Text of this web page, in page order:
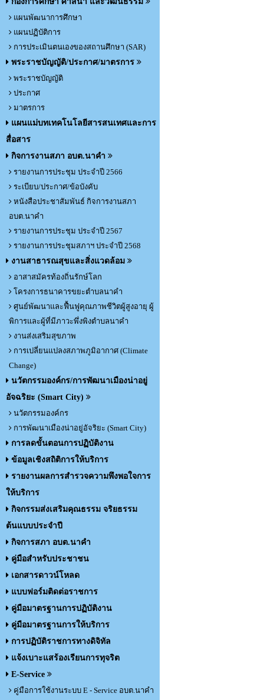
แผนพัฒนาการศึกษา
แผนปฏิบัติการ
การประเมินตนเองของสถานศึกษา (SAR)
พระราชบัญญัติ/ประกาศ/มาตรการ
พระราชบัญญัติ
ประกาศ
มาตรการ
แผนแม่บทเทคโนโลยีสารสนเทศและการ
สื่อสาร
กิจการงานสภา อบต.นาคำ
รายงานการประชุม ประจำปี 2566
ระเบียบ/ประกาศ/ข้อบังคับ
หนังสือประชาสัมพันธ์ กิจการงานสภา
อบต.นาคำ
รายงานการประชุม ประจำปี 2567
รายงานการประชุมสภาฯ ประจำปี 2568
งานสาธารณสุขและสิ่งแวดล้อม
อาสาสมัครท้องถิ่นรักษ์โลก
โครงการธนาคารขยะตำบลนาคำ
ศูนย์พัฒนาและฟื้นฟูคุณภาพชีวิตผู้สูงอายุ ผู้
พิการและผู้ที่มีภาวะพึ่งพิงตำบลนาคำ
งานส่งเสริมสุขภาพ
การเปลี่ยนแปลงสภาพภูมิอากาศ (Climate
Change)
นวัตกรรมองค์กร/การพัฒนาเมืองน่าอยู่
อัจฉริยะ (Smart City)
นวัตกรรมองค์กร
การพัฒนาเมืองน่าอยู่อัจริยะ (Smart City)
การลดขั้นตอนการปฏิบัติงาน
ข้อมูลเชิงสถิติการให้บริการ
รายงานผลการสำรวจความพึงพอใจการ
ให้บริการ
กิจกรรมส่งเสริมคุณธรรม จริยธรรม
ต้นแบบประจำปี
กิจการสภา อบต.นาคำ
คู่มือสำหรับประชาชน
เอกสารดาวน์โหลด
แบบฟอร์มติดต่อราชการ
คู่มือมาตรฐานการปฏิบัติงาน
คู่มือมาตรฐานการให้บริการ
การปฏิบัติราชการทางดิจิทัล
แจ้งเบาะแสร้องเรียนการทุจริต
E-Service
คู่มือการใช้งานระบบ E - Service อบต.นาคำ